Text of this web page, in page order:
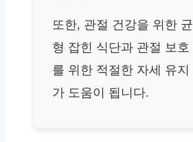
또한, 관절 건강을 위한 균
형 잡힌 식단과 관절 보호
를 위한 적절한 자세 유지
가 도움이 됩니다.